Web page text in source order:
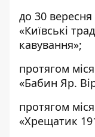
до 30
«Київські
кавування»;
протягом
«Бабин Яр.
протягом
«Хрещатик